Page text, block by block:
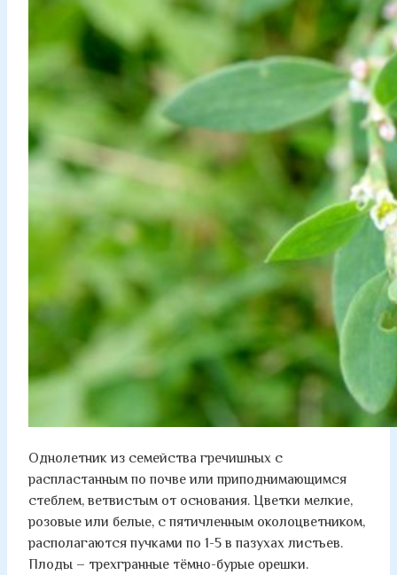
Однолетник из семейства гречишных с
распластанным по почве или приподнимающимся
стеблем, ветвистым от основания. Цветки мелкие,
розовые или белые, с пятичленным околоцветником,
располагаются пучками по 1-5 в пазухах листьев.
Плоды – трехгранные тёмно-бурые орешки.